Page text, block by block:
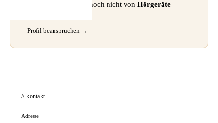
⚠ Dieses Profil wurde noch nicht von Hörgeräte
Profil beanspruchen →
// kontakt
Adresse